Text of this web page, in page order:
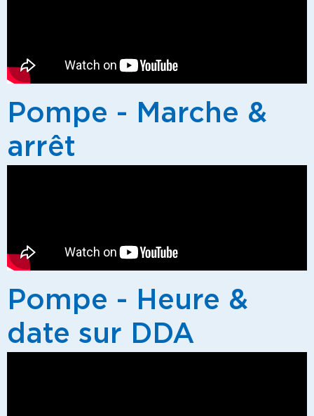
Pompe - Marche &
arrêt
Pompe - Heure &
date sur DDA